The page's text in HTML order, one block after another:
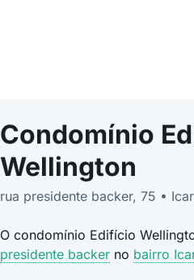
Condomínio
Wellington
rua presidente backer, 75 •
O condomínio Edifício
presidente backerno bairro